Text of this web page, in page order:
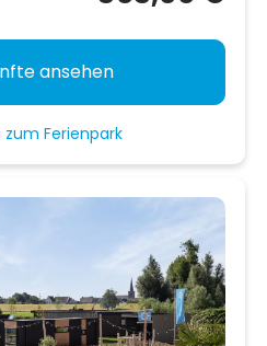
ansehen
zum Ferienpark